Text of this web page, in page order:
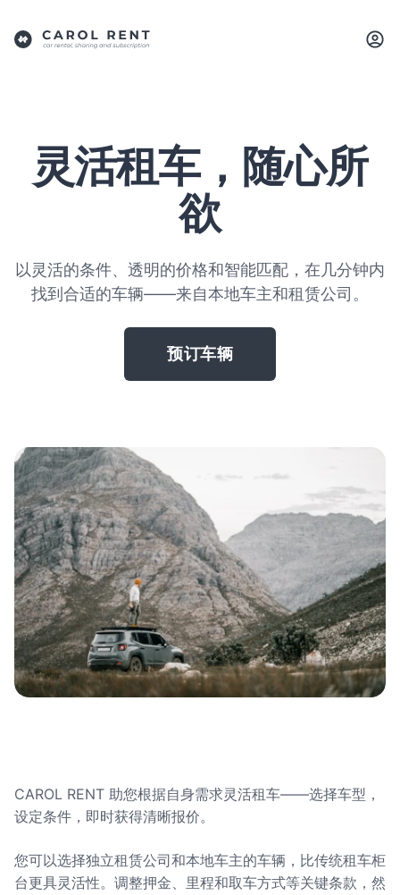
灵活租车，随心所
欲
以灵活的条件、透明的价格和智能匹配，在几分钟内
找到合适的车辆——来自本地车主和租赁公司。
预订车辆
CAROL RENT 助您根据自身需求灵活租车——选择车型，
设定条件，即时获得清晰报价。
您可以选择独立租赁公司和本地车主的车辆，比传统租车柜
台更具灵活性。调整押金、里程和取车方式等关键条款，然